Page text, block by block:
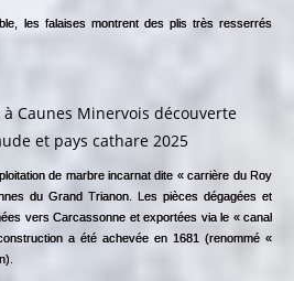
les falaises montrent des plis très resserrés
de marbre incarnat dite « carrière du Roy
du Grand Trianon. Les pièces dégagées et
vers Carcassonne et exportées via le « canal
a été achevée en 1681 (renommé «